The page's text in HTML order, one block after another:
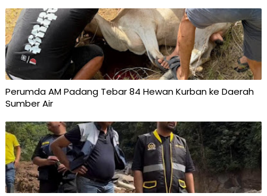
Perumda AM Padang Tebar 84 Hewan Kurban ke Daerah
Sumber Air